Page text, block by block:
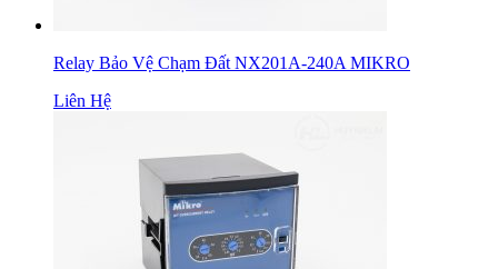
Relay Bảo Vệ Chạm Đất NX201A-240A MIKRO
Liên Hệ